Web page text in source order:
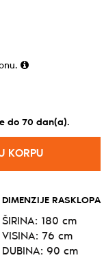
do 70 dan(a).
KORPU
DIMENZIJE RASKLOPA
ŠIRINA: 180 cm
VISINA: 76 cm
DUBINA: 90 cm